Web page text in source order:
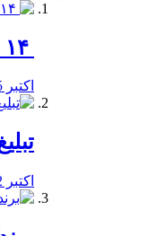
اکتبر 15, 2019
اکتبر 12, 2019